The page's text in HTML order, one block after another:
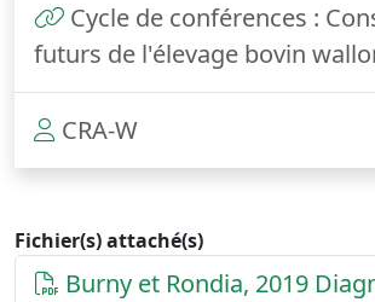
Cycle de conférences :
futurs de l'élevage bovin
CRA-W
Fichier(s) attaché(s)
Burny et Rondia, 2019